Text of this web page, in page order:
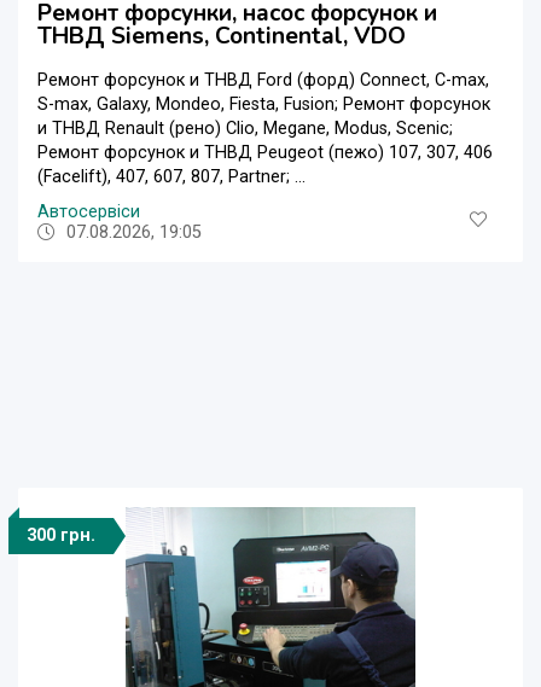
Ремонт форсунки, насос форсунок и
ТНВД Siemens, Continental, VDO
Ремонт форсунок и ТНВД Ford (форд) Connect, C-max,
S-max, Galaxy, Mondeo, Fiesta, Fusion; Ремонт форсунок
и ТНВД Renault (рено) Clio, Megane, Modus, Scenic;
Ремонт форсунок и ТНВД Peugeot (пежо) 107, 307, 406
(Facelift), 407, 607, 807, Partner; ...
Автосервіси
07.08.2026, 19:05
300 грн.